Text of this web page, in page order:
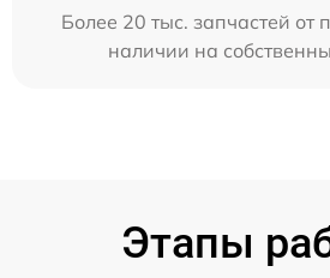
Более 20 тыс. запчастей от
наличии на
Этапы